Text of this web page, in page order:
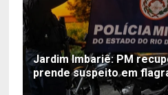
Jardim Imbariê: PM
prende suspeito em